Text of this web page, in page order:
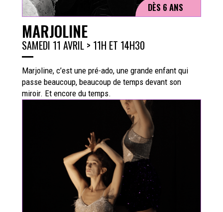
DÈS 6 ANS
MARJOLINE
SAMEDI 11 AVRIL > 11H ET 14H30
Marjoline, c’est une pré-ado, une grande enfant qui
passe beaucoup, beaucoup de temps devant son
miroir. Et encore du temps.